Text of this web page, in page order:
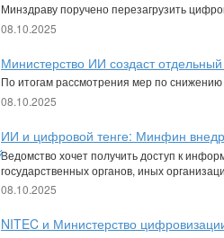
Минздраву поручено перезагрузить
08.10.2025
Министерство ИИ создаст
По итогам рассмотрения мер по
08.10.2025
ИИ и цифровой тенге: Минфин
Ведомство хочет получить доступ к
государственных органов, иных
08.10.2025
NITEC и Министерство